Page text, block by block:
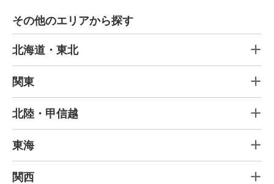
その他のエリアから探す
北海道・東北
関東
北陸・甲信越
東海
関西